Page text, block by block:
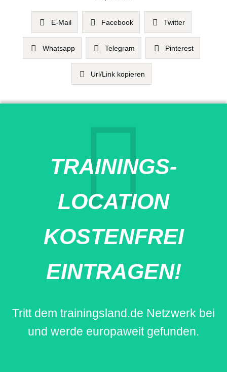
E-Mail Facebook Twitter
Whatsapp Telegram Pinterest
Url/Link kopieren
TRAININGS-
LOCATION
KOSTENFREI
EINTRAGEN!
Tritt dem trainingsland.de Netzwerk bei
und werde europaweit gefunden.